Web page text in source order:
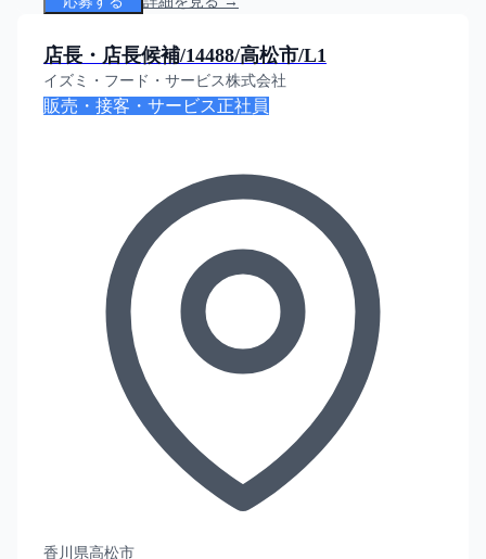
店長・店長候補/14488/高松市/L1
イズミ・フード・サービス株式会社
販売・接客・サービス 正社員
香川県高松市